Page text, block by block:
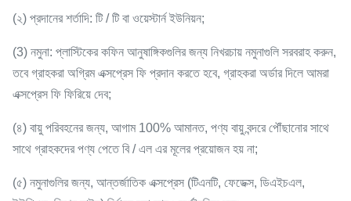
(২) প্রদানের শর্তাদি: টি / টি বা ওয়েস্টার্ন ইউনিয়ন;
(3) নমুনা: প্লাস্টিকের কফিন আনুষাঙ্গিকগুলির জন্য নিখরচায় নমুনাগুলি সরবরাহ করুন,
তবে গ্রাহকরা অগ্রিম এক্সপ্রেস ফি প্রদান করতে হবে, গ্রাহকরা অর্ডার দিলে আমরা
এক্সপ্রেস ফি ফিরিয়ে দেব;
(৪) বায়ু পরিবহনের জন্য, আগাম 100% আমানত, পণ্য বায়ু বন্দরে পৌঁছানোর সাথে
সাথে গ্রাহকদের পণ্য পেতে বি / এল এর মূলের প্রয়োজন হয় না;
(৫) নমুনাগুলির জন্য, আন্তর্জাতিক এক্সপ্রেস (টিএনটি, ফেডেক্স, ডিএইচএল,